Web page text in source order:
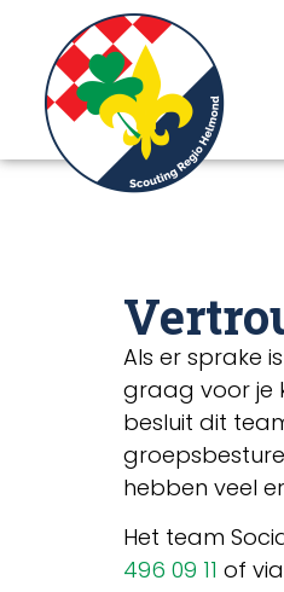
inhoud
Als er sprake
graag voor je
besluit dit
hebben veel
Het team
496 09 11 of